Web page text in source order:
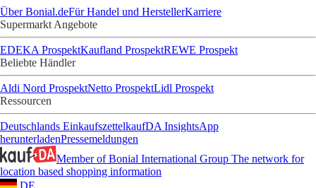
Über Bonial.deFür Handel und HerstellerKarriere
Supermarkt Angebote
EDEKA ProspektKaufland ProspektREWE Prospekt
Beliebte Händler
Aldi Nord ProspektNetto ProspektLidl Prospekt
Ressourcen
Deutschlands EinkaufszettelkaufDA InsightsApp
herunterladenPressemeldungen
Member of Bonial International Group The network for
location based shopping information